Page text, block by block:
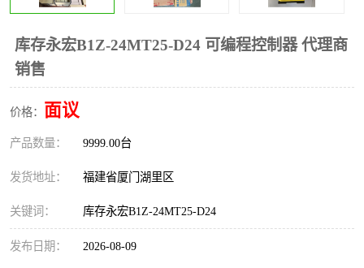
库存永宏B1Z-24MT25-D24 可编程控制器 代理商
销售
价格： 面议
产品数量： 9999.00台
发货地址： 福建省厦门湖里区
关键词： 库存永宏B1Z-24MT25-D24
发布日期： 2026-08-09